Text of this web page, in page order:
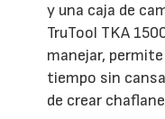
y una caja de
TruTool TKA
manejar,
tiempo sin
de crear